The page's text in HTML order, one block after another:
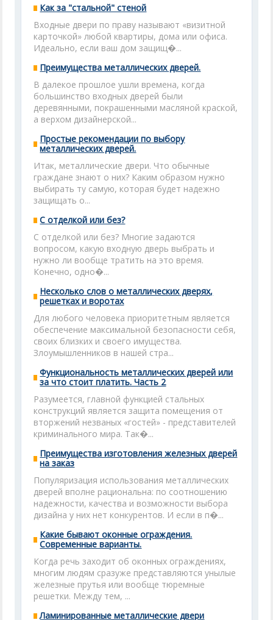
Как за "стальной" стеной
Входные двери по праву называют «визитной
карточкой» любой квартиры, дома или офиса.
Идеально, если ваш дом защищ�...
Преимущества металлических дверей.
В далекое прошлое ушли времена, когда
большинство входных дверей были
деревянными, покрашенными масляной краской,
а верхом дизайнерской...
Простые рекомендации по выбору
металлических дверей.
Итак, металлические двери. Что обычные
граждане знают о них? Каким образом нужно
выбирать ту самую, которая будет надежно
защищать о...
С отделкой или без?
С отделкой или без? Многие задаются
вопросом, какую входную дверь выбрать и
нужно ли вообще тратить на это время.
Конечно, одно�...
Несколько слов о металлических дверях,
решетках и воротах
Для любого человека приоритетным является
обеспечение максимальной безопасности себя,
своих близких и своего имущества.
Злоумышленников в нашей стра...
Функциональность металлических дверей или
за что стоит платить. Часть 2
Разумеется, главной функцией стальных
конструкций является защита помещения от
вторжений незваных «гостей» - представителей
криминального мира. Так�...
Преимущества изготовления железных дверей
на заказ
Популяризация использования металлических
дверей вполне рациональна: по соотношению
надежности, качества и возможности выбора
дизайна у них нет конкурентов. И если в п�...
Какие бывают оконные ограждения.
Современные варианты.
Когда речь заходит об оконных ограждениях,
многим людям сразуже представляются унылые
железные прутья или вообще тюремные
решетки. Между тем, ...
Ламинированные металлические двери